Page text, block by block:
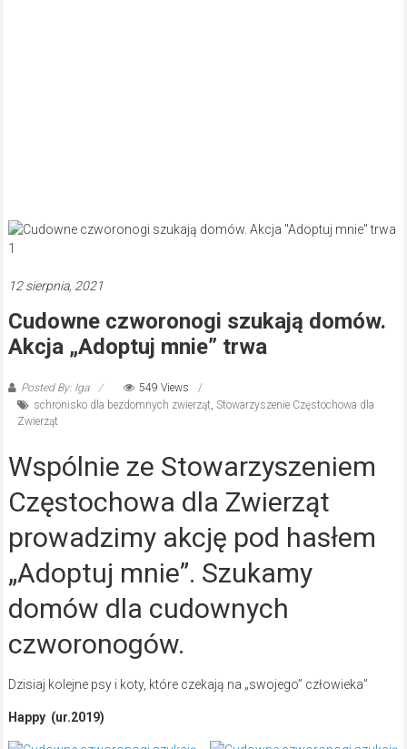
12 sierpnia, 2021
Cudowne czworonogi szukają domów.
Akcja „Adoptuj mnie” trwa
Posted By: Iga
549 Views
schronisko dla bezdomnych zwierząt, Stowarzyszenie Częstochowa dla
Zwierząt
Wspólnie ze Stowarzyszeniem
Częstochowa dla Zwierząt
prowadzimy akcję pod hasłem
„Adoptuj mnie”. Szukamy
domów dla cudownych
czworonogów.
Dzisiaj kolejne psy i koty, które czekają na „swojego” człowieka”
Happy (ur.2019)